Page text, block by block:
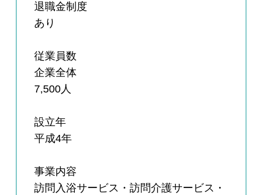
退職金制度
あり
従業員数
企業全体
7,500人
設立年
平成4年
事業内容
訪問入浴サービス・訪問介護サービス・